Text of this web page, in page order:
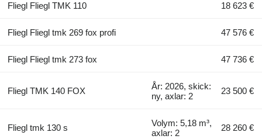
Fliegl Fliegl TMK 110 18 623 €
Fliegl Fliegl tmk 269 fox profi 47 576 €
Fliegl Fliegl tmk 273 fox 47 736 €
Fliegl TMK 140 FOX
År: 2026, skick:
ny, axlar: 2
23 500 €
Fliegl tmk 130 s
Volym: 5,18 m³,
axlar: 2
28 260 €